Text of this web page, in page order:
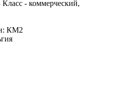
Класс - коммерческий,
КМ2